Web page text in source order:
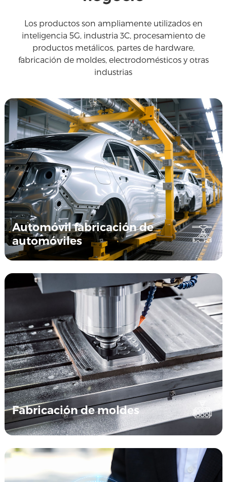
Los productos son ampliamente utilizados en
inteligencia 5G, industria 3C, procesamiento de
productos metálicos, partes de hardware,
fabricación de moldes, electrodomésticos y otras
industrias
Automóvil fabricación de
automóviles
Fabricación de moldes